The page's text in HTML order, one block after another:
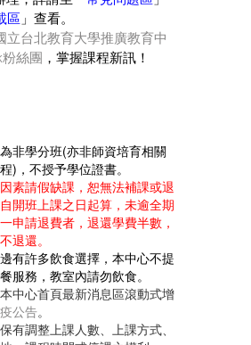
區 」查看。
立台北教育大學推廣教育中
絲團 ，掌握課程新訊！
非學分班(亦非師資培育相關
)，不授予學位證書。
素請假缺課，恕無法補課或退
開班上課之日起算，未逾全期
申請退費者，退還學費半數，
退還。
有許多飲食選擇，本中心不提
服務，教室內請勿飲食。
中心首頁最新消息區滾動式增
公告。
有調整上課人數、上課方式、